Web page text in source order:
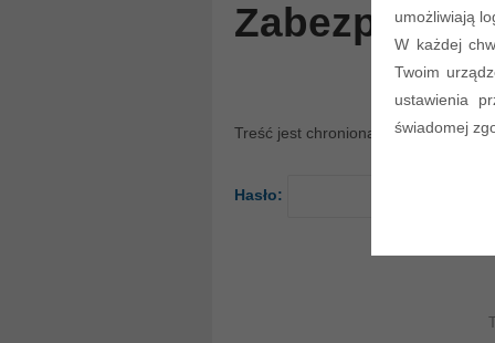
umożliwiają
W każdej
Twoim
ustawienia
świadomej
Treść jest chroniona hasłem. Aby ją
Hasło: